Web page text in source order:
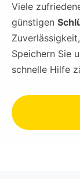
Viele
günstigen
Speichern Sie
schnelle Hilfe